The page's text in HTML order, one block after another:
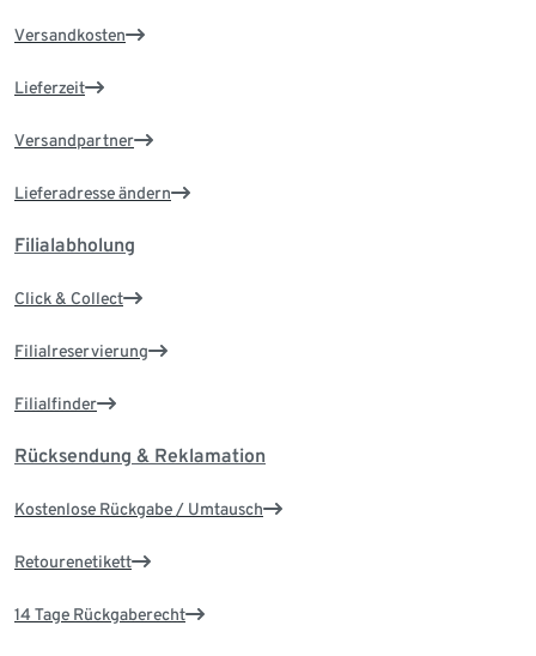
Versandkosten
Lieferzeit
Versandpartner
Lieferadresse ändern
Filialabholung
Click & Collect
Filialreservierung
Filialfinder
Rücksendung & Reklamation
Kostenlose Rückgabe / Umtausch
Retourenetikett
14 Tage Rückgaberecht